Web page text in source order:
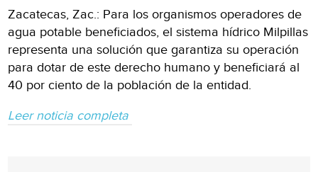
Zacatecas, Zac.: Para los organismos operadores de
agua potable beneficiados, el sistema hídrico Milpillas
representa una solución que garantiza su operación
para dotar de este derecho humano y beneficiará al
40 por ciento de la población de la entidad.
Leer noticia completa